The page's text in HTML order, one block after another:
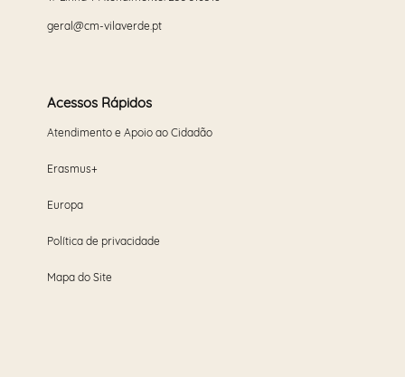
geral@cm-vilaverde.pt
Acessos Rápidos
Atendimento e Apoio ao Cidadão
Erasmus+
Europa
Política de privacidade
Mapa do Site